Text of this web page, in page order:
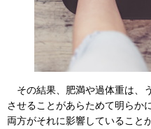
その結果、肥満や過体重は、
させることがあらためて明らか
両方がそれに影響していること